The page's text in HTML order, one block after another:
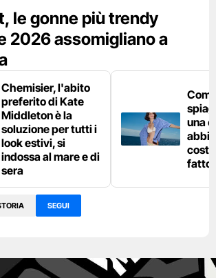
le gonne più trendy
2026 assomigliano a
Chemisier, l'abito
preferito di Kate
Middleton è la
soluzione per tutti i
look estivi, si
indossa al mare e di
sera
una
fatto
SEGUI